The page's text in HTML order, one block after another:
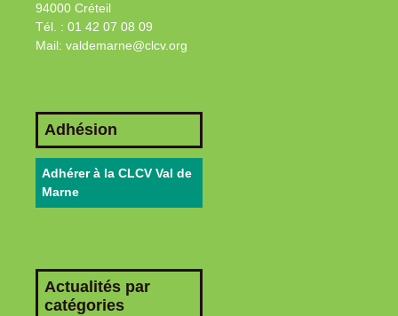
94000 Créteil
Tél. : 01 42 07 08 09
Mail: valdemarne@clcv.org
Adhésion
Adhérer à la CLCV Val de
Marne
Actualités par
catégories